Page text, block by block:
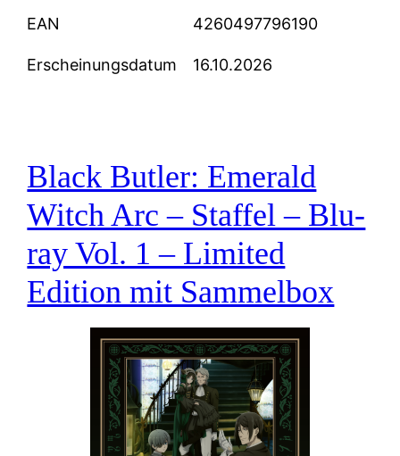
EAN 4260497796190
Erscheinungsdatum 16.10.2026
Black Butler: Emerald
Witch Arc – Staffel – Blu-
ray Vol. 1 – Limited
Edition mit Sammelbox